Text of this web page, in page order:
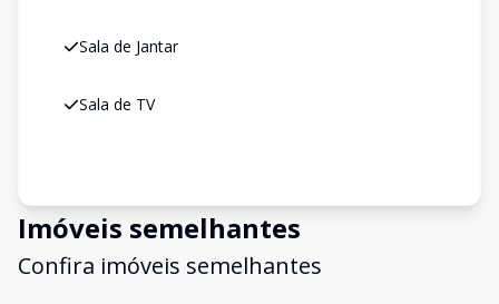
Sala de Jantar
Sala de TV
Imóveis semelhantes
Confira imóveis semelhantes